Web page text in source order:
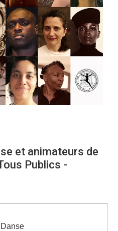
et animateurs de
Publics -